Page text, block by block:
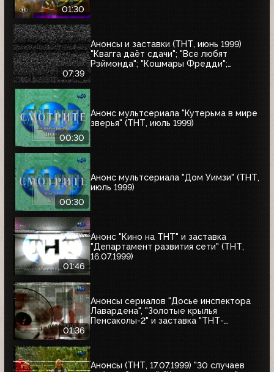
01:30
07:39
Анонсы и заставки (ТНТ, июнь 1999)
"Квагга даёт сдачи"; "Все любят
Рэймонда"; "Кошмары Фредди";
00:30
Анонс мультсериала "Кутерьма в мире
зверья" (ТНТ, июль 1999)
00:30
Анонс мультсериала "Дом Уимзи" (ТНТ,
июль 1999)
01:46
Анонс "Кино на ТНТ" и заставка
"Департамент развития сети" (ТНТ,
16.07.1999)
01:36
Анонсы сериалов "Досье инспектора
Лавардена", "Золотые крылья
Пенсаколы-2" и заставка "ТНТ-
Анонсы (ТНТ, 17.07.1999) "30 случаев